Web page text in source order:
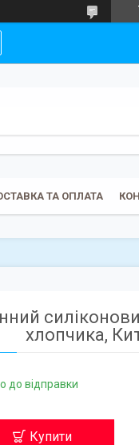
ТА ОПЛАТА
хлопчика,
до відправки
Купити